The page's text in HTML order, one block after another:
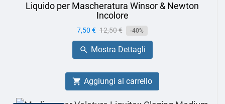
Liquido per Mascheratura Winsor & Newton
Incolore
Prezzo
7,50 € Prezzo
base
12,50 € -40%
 Mostra Dettagli
 Aggiungi al carrello